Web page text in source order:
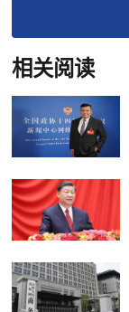
相关阅读